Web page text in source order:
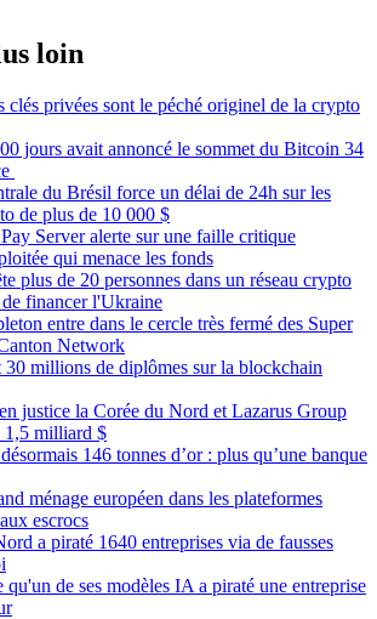
loin
privées sont le péché originel de la crypto
jours avait annoncé le sommet du Bitcoin 34
du Brésil force un délai de 24h sur les
de plus de 10 000 $
Server alerte sur une faille critique
qui menace les fonds
plus de 20 personnes dans un réseau crypto
financer l'Ukraine
entre dans le cercle très fermé des Super
Network
millions de diplômes sur la blockchain
justice la Corée du Nord et Lazarus Group
1,5 milliard $
146 tonnes d’or : plus qu’une banque
ménage européen dans les plateformes
escrocs
a piraté 1640 entreprises via de fausses
de ses modèles IA a piraté une entreprise